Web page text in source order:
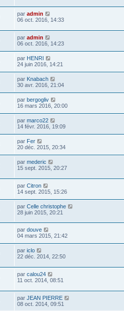
par admin
06 oct. 2016, 14:33
par admin
06 oct. 2016, 14:23
par HENRI
24 juin 2016, 14:21
par Knabach
30 avr. 2016, 21:04
par bergogliv
16 mars 2016, 20:00
par marco22
14 févr. 2016, 19:09
par Fer
20 déc. 2015, 20:34
par mederic
15 sept. 2015, 20:27
par Citron
14 sept. 2015, 15:26
par Celle christophe
28 juin 2015, 20:21
par douve
04 mars 2015, 21:42
par iclo
22 déc. 2014, 22:50
par calou24
11 oct. 2014, 08:51
par JEAN PIERRE
08 oct. 2014, 09:51